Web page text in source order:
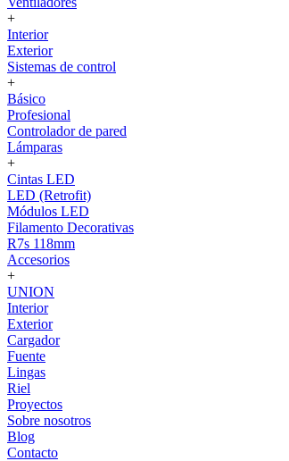
+
Interior
Exterior
Sistemas de control
+
Básico
Profesional
Controlador de pared
Lámparas
+
Cintas LED
LED (Retrofit)
Módulos LED
Filamento Decorativas
R7s 118mm
Accesorios
+
UNION
Interior
Exterior
Cargador
Fuente
Lingas
Riel
Proyectos
Sobre nosotros
Blog
Contacto